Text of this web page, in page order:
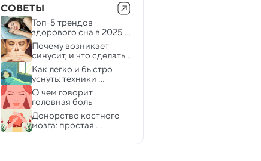
СОВЕТЫ
Топ-5 трендов
здорового сна в 2025
году — работают ли
они на практике
Почему возникает
синусит, и что сделать,
чтобы он не стал
хроническим
Как легко и быстро
уснуть: техники
засыпания от эксперта
О чем говорит
головная боль
Донорство костного
мозга: простая
инструкция для тех, кто
хочет помочь